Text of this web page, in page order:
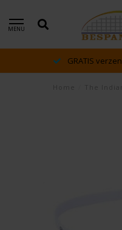
MENU
GRATIS